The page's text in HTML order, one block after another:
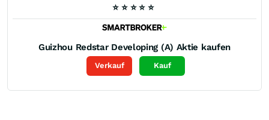
⭐ ⭐ ⭐ ⭐ ⭐
Guizhou Redstar Developing (A) Aktie kaufen
Verkauf Kauf